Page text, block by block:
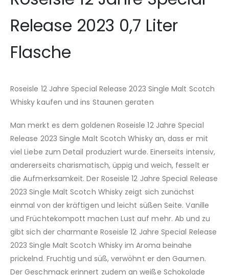
Release 2023 0,7 Liter
Flasche
Roseisle 12 Jahre Special Release 2023 Single Malt Scotch
Whisky kaufen und ins Staunen geraten
Man merkt es dem goldenen Roseisle 12 Jahre Special
Release 2023 Single Malt Scotch Whisky an, dass er mit
viel Liebe zum Detail produziert wurde. Einerseits intensiv,
andererseits charismatisch, üppig und weich, fesselt er
die Aufmerksamkeit. Der Roseisle 12 Jahre Special Release
2023 Single Malt Scotch Whisky zeigt sich zunächst
einmal von der kräftigen und leicht süßen Seite. Vanille
und Früchtekompott machen Lust auf mehr. Ab und zu
gibt sich der charmante Roseisle 12 Jahre Special Release
2023 Single Malt Scotch Whisky im Aroma beinahe
prickelnd. Fruchtig und süß, verwöhnt er den Gaumen.
Der Geschmack erinnert zudem an weiße Schokolade